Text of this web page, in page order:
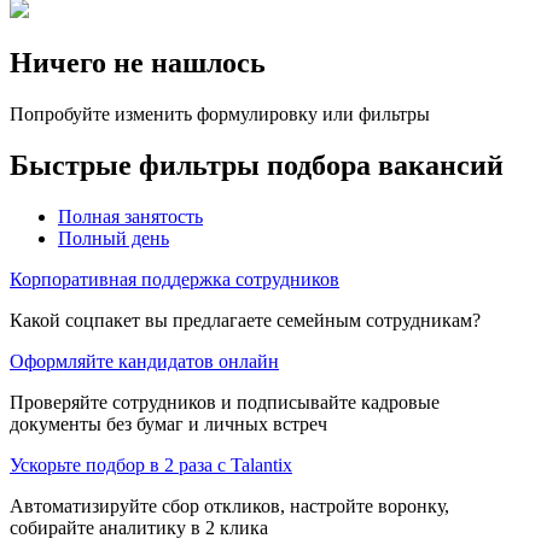
Ничего не нашлось
Попробуйте изменить формулировку или фильтры
Быстрые фильтры подбора вакансий
Полная занятость
Полный день
Корпоративная поддержка сотрудников
Какой соцпакет вы предлагаете семейным сотрудникам?
Оформляйте кандидатов онлайн
Проверяйте сотрудников и подписывайте кадровые
документы без бумаг и личных встреч
Ускорьте подбор в 2 раза с Talantix
Автоматизируйте сбор откликов, настройте воронку,
собирайте аналитику в 2 клика